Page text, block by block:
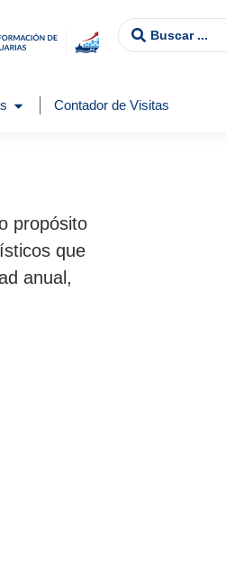
Contador de Visitas
propósito
que
anual,